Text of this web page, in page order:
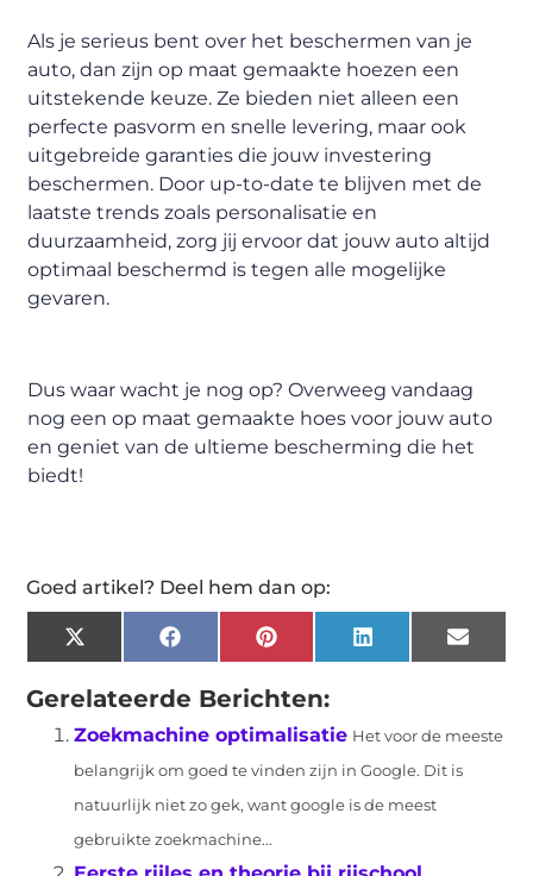
Als je serieus bent over het beschermen van je
auto, dan zijn op maat gemaakte hoezen een
uitstekende keuze. Ze bieden niet alleen een
perfecte pasvorm en snelle levering, maar ook
uitgebreide garanties die jouw investering
beschermen. Door up-to-date te blijven met de
laatste trends zoals personalisatie en
duurzaamheid, zorg jij ervoor dat jouw auto altijd
optimaal beschermd is tegen alle mogelijke
gevaren.
Dus waar wacht je nog op? Overweeg vandaag
nog een op maat gemaakte hoes voor jouw auto
en geniet van de ultieme bescherming die het
biedt!
Goed artikel? Deel hem dan op:
X
(Twitter)
FacebookPinterestLinkedIn Email
Gerelateerde Berichten:
Zoekmachine optimalisatie Het voor de meeste
belangrijk om goed te vinden zijn in Google. Dit is
natuurlijk niet zo gek, want google is de meest
gebruikte zoekmachine...